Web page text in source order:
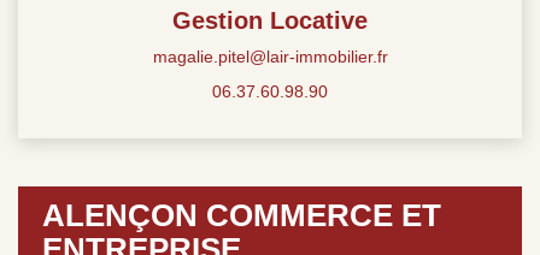
Gestion Locative
magalie.pitel@lair-immobilier.fr
06.37.60.98.90
ALENÇON COMMERCE ET